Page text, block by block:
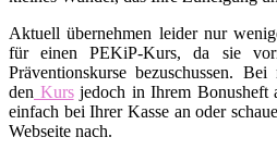
Aktuell übernehmen leider nur
für einen PEKiP-Kurs, da sie
Präventionskurse bezuschussen.
den Kursjedoch in Ihrem Bonusheft
einfach bei Ihrer Kasse an oder
Webseite nach.